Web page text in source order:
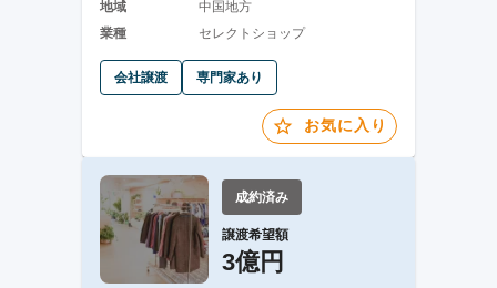
地域
中国地方
業種
セレクトショップ
会社譲渡 専門家あり
お気に入り
成約済み
譲渡希望額
3億円